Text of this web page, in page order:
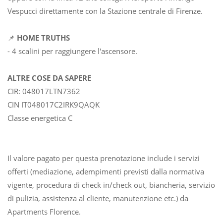
Vespucci direttamente con la Stazione centrale di Firenze.
📌 HOME TRUTHS
- 4 scalini per raggiungere l'ascensore.
ALTRE COSE DA SAPERE
CIR: 048017LTN7362
CIN IT048017C2IRK9QAQK
Classe energetica C
Il valore pagato per questa prenotazione include i servizi
offerti (mediazione, adempimenti previsti dalla normativa
vigente, procedura di check in/check out, biancheria, servizio
di pulizia, assistenza al cliente, manutenzione etc.) da
Apartments Florence.